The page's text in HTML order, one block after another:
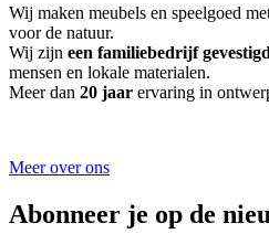
Wij maken meubels en speelgoed
voor de natuur.
Wij zijn een familiebedrijf gevestigd
mensen en lokale materialen.
Meer dan 20 jaar ervaring in
Meer over ons
Abonneer je op de